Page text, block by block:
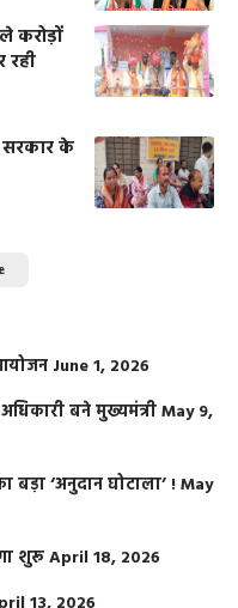
करोड़ों
सरकार के
June 1, 2026
बने मुख्यमंत्रीMay 9,
बड़ा ‘अनुदान घोटाला’ !May
शुरूApril 18, 2026